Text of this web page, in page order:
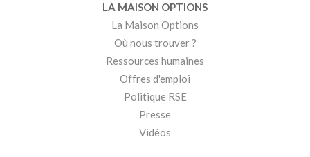
LA MAISON OPTIONS
La Maison Options
Où nous trouver ?
Ressources humaines
Offres d'emploi
Politique RSE
Presse
Vidéos